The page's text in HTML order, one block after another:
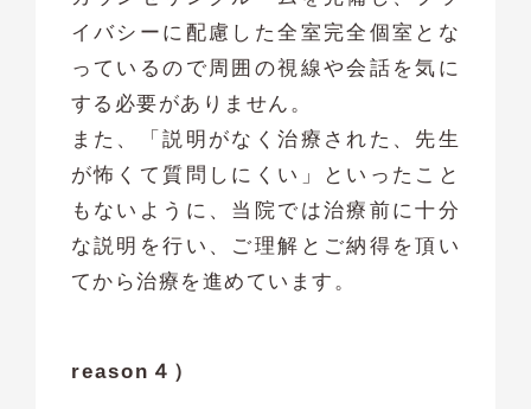
イバシーに配慮した全室完全個室とな
っているので周囲の視線や会話を気に
する必要がありません。
また、「説明がなく治療された、先生
が怖くて質問しにくい」といったこと
もないように、当院では治療前に十分
な説明を行い、ご理解とご納得を頂い
てから治療を進めています。
reason４）